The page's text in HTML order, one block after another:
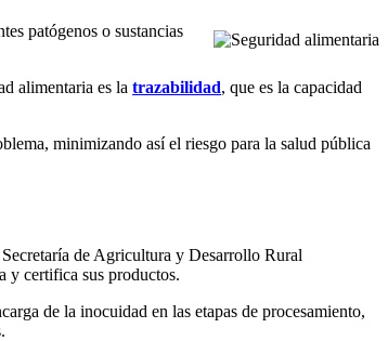
patógenos o sustancias
alimentaria es la trazabilidad, que es la capacidad
minimizando así el riesgo para la salud pública
de Agricultura y Desarrollo Rural
y certifica sus productos.
de la inocuidad en las etapas de procesamiento,